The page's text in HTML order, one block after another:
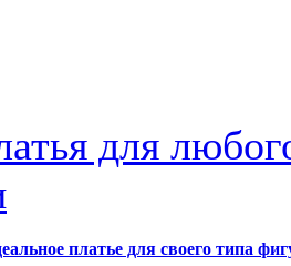
для
платье для своего типа